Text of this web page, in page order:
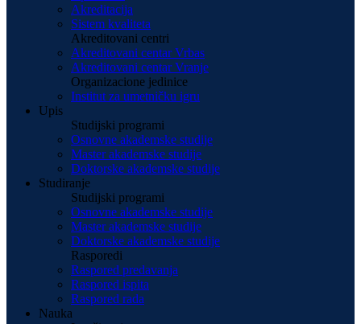
Akreditacija
Sistem kvaliteta
Akreditovani centri
Akreditovani centar Vrbas
Akreditovani centar Vranje
Organizacione jedinice
Institut za umetničku igru
Upis
Studijski programi
Osnovne akademske studije
Master akademske studije
Doktorske akademske studije
Studiranje
Studijski programi
Osnovne akademske studije
Master akademske studije
Doktorske akademske studije
Rasporedi
Raspored predavanja
Raspored ispita
Raspored rada
Nauka